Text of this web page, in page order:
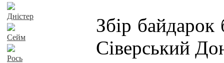
Дністер
Сейм
Рось
Збір байдарок
Сіверський